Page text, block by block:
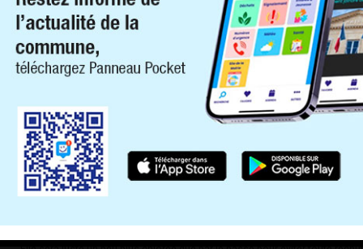
Les résultats de l’ARS concernant l’eau du robinet sont positifs